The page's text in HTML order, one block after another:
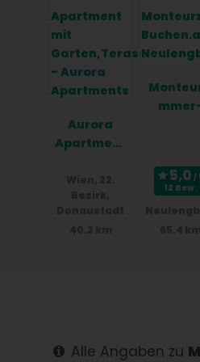
Aurora
Apartment
ch
12 Bew.
Alle Angaben zu